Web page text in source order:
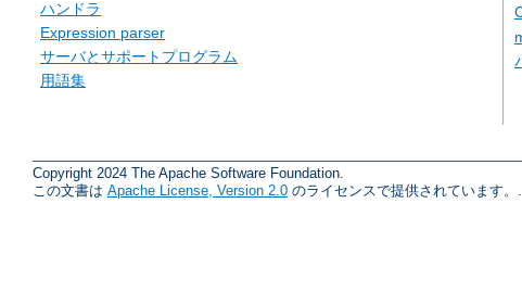
ハンドラ
Expression parser
サーバとサポートプログラム
用語集
Copyright 2024 The Apache Software Foundation.
この文書は Apache License, Version 2.0 のライセンスで提供されています。.